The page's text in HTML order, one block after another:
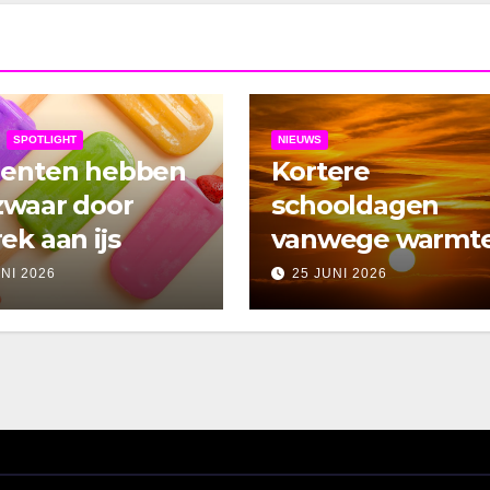
SPOTLIGHT
hebben
door
aan ijs
2026
NIEUWS
Kortere
schooldagen
vanwege
25 JUNI 2026